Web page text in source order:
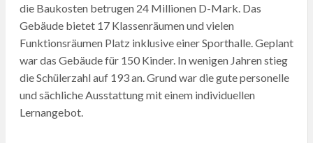
die Baukosten betrugen 24 Millionen D-Mark. Das
Gebäude bietet 17 Klassenräumen und vielen
Funktionsräumen Platz inklusive einer Sporthalle. Geplant
war das Gebäude für 150 Kinder. In wenigen Jahren stieg
die Schülerzahl auf 193 an. Grund war die gute personelle
und sächliche Ausstattung mit einem individuellen
Lernangebot.